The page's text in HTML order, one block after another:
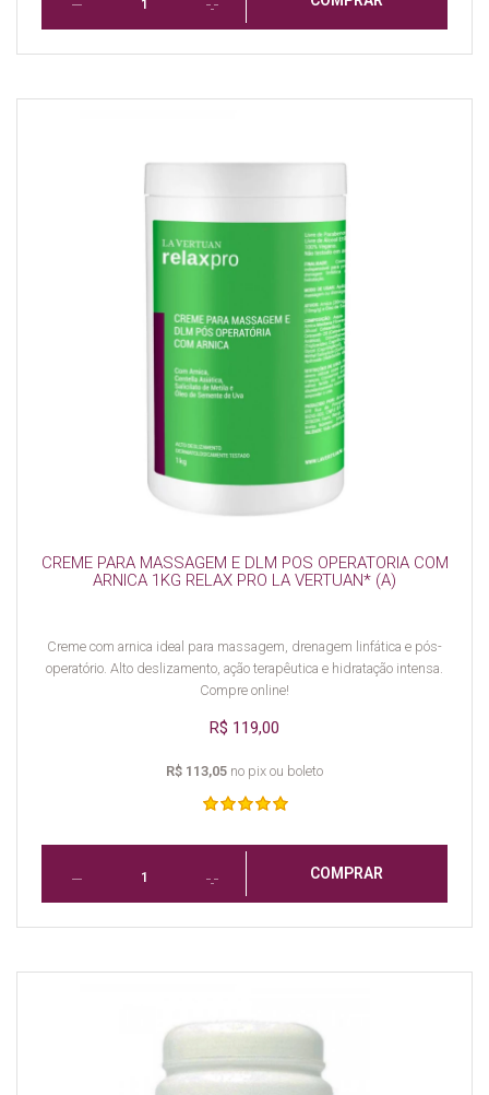
CREME PARA MASSAGEM E DLM POS OPERATORIA COM
ARNICA 1KG RELAX PRO LA VERTUAN* (A)
Creme com arnica ideal para massagem, drenagem linfática e pós-
operatório. Alto deslizamento, ação terapêutica e hidratação intensa.
Compre online!
R$ 119,00
R$ 113,05 no pix ou boleto
COMPRAR